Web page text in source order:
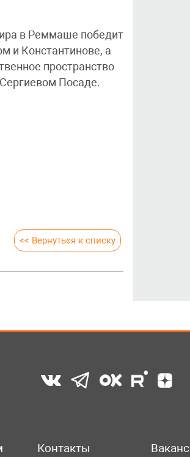
в Реммаше победит
и Константинове, а
пространство
Посаде.
<< Вернуться к списку
Контакты